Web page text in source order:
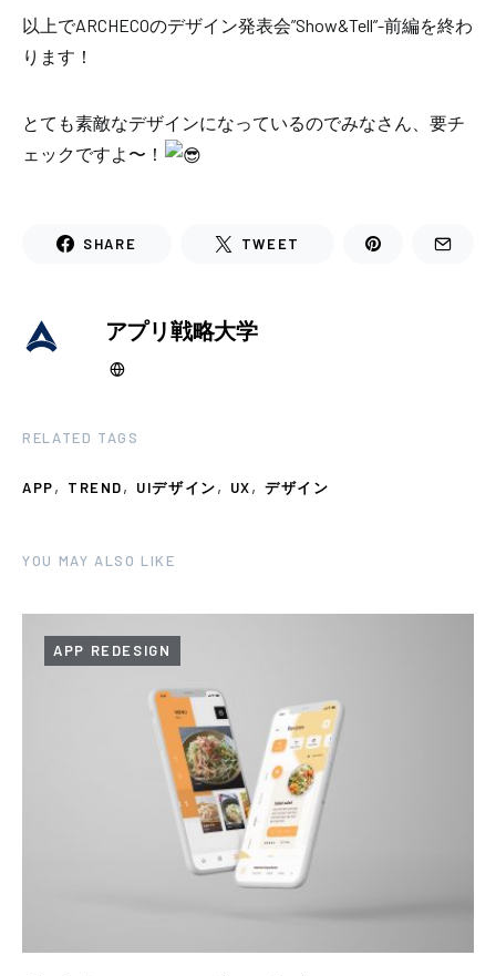
以上でARCHECOのデザイン発表会”Show&Tell”-前編を終わ
ります！
とても素敵なデザインになっているのでみなさん、要チ
ェックですよ〜！
SHARE TWEET
アプリ戦略大学
RELATED TAGS
APP, TREND, UIデザイン, UX, デザイン
YOU MAY ALSO LIKE
APP REDESIGN